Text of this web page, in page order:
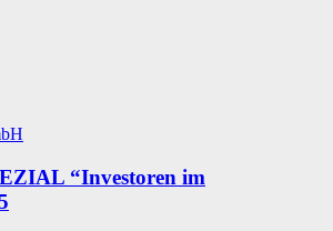
“Investoren im